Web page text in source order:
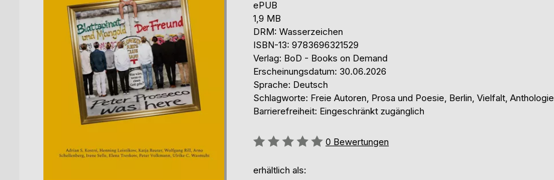
ePUB
1,9 MB
DRM: Wasserzeichen
ISBN-13: 9783696321529
Verlag: BoD - Books on Demand
Erscheinungsdatum: 30.06.2026
Sprache: Deutsch
Schlagworte: Freie Autoren, Prosa und Poesie, Berlin, Vielfalt, Anthologie
Barrierefreiheit: Eingeschränkt zugänglich
Bewertung::
0 Bewertungen
erhältlich als: